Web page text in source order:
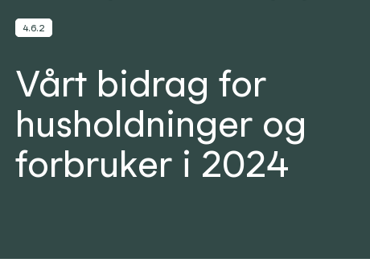
4.6.2
Vårt bidrag for
husholdninger og
forbruker i 2024